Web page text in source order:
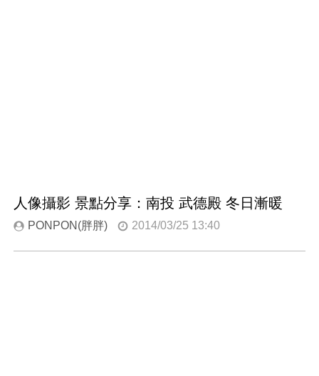
人像攝影 景點分享：南投 武德殿 冬日漸暖
PONPON(胖胖) 2014/03/25 13:40